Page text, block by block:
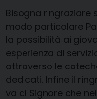
Bisogna ringraziare
modo particolare
la possibilità ai
esperienza di
attraverso le
dedicati. Infine il
va al Signore che